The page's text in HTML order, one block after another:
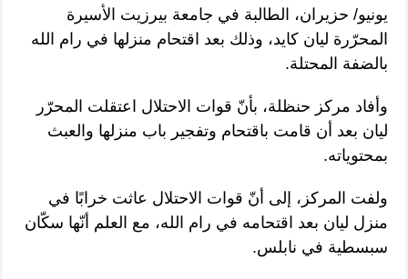
يونيو/ حزيران، الطالبة في جامعة بيرزيت الأسيرة
المحرّرة ليان كايد، وذلك بعد اقتحام منزلها في رام الله
بالضفة المحتلة.
وأفاد مركز حنظلة، بأنّ قوات الاحتلال اعتقلت المحرّر
ليان بعد أن قامت باقتحام وتفجير باب منزلها والعبث
بمحتوياته.
ولفت المركز، إلى أنّ قوات الاحتلال عاثت خرابًا في
منزل ليان بعد اقتحامه في رام الله، مع العلم أنّها سكّان
سبسطية في نابلس.